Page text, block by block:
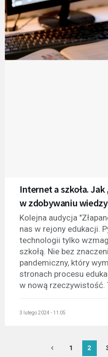
Internet a szkoła.
w zdobywaniu
Kolejna audycja
nas w rejony edukacji.
technologii tylko
szkołą. Nie bez
pandemiczny, który
stronach procesu
w nową rzeczywistość.
3 lutego 2024 - 11:05
1 2